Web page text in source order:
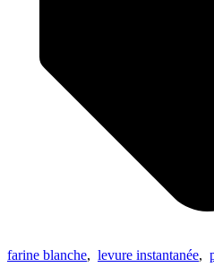
farine blanche, levure instantanée,